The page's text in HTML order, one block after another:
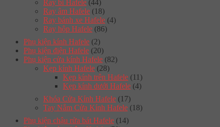
Ray bi Hafele (44)
Ray âm Hafele (18)
Ray bánh xe Hafele (4)
Ray hộp Hafele (86)
Phụ kiện kính Hafele (2)
Phụ kiện điện Hafele (20)
Phụ kiện cửa kính Hafele (82)
Kẹp kính Hafele (28)
Kẹp kính trên Hafele (11)
Kẹp kính dưới Hafele (4)
Khóa Cửa Kính Hafele (17)
Tay Nắm Cửa Kính Hafele (18)
Phụ kiện chậu rửa bát Hafele (14)